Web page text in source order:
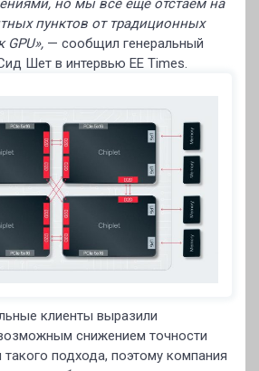
но мы всё ещё отстаём на
пунктов от традиционных
GPU», — сообщил генеральный
Шет в интервью EE Times.
клиенты выразили
снижением точности
такого подхода, поэтому компания